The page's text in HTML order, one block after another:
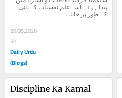
پیدا ہوا۔ اسے علم نفسیات کے بانی
کے طور پر جانا...
29.05.2026
50
Daily Urdu
(Blogs)
Discipline Ka Kamal